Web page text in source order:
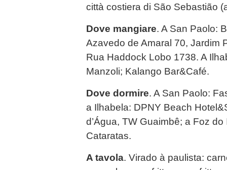
città costiera di São Sebastião
Dove mangiare. A San Paolo:
Azavedo de Amaral 70, Jardim
Rua Haddock Lobo 1738. A
Manzoli; Kalango Bar&Café.
Dove dormire. A San Paolo:
a Ilhabela: DPNY Beach
d’Água, TW Guaimbê; a Foz
Cataratas.
A tavola. Virado à paulista: